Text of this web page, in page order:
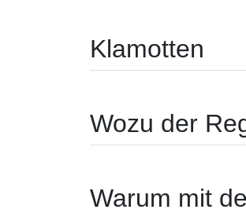
Klamotten
Wozu der
Warum mit